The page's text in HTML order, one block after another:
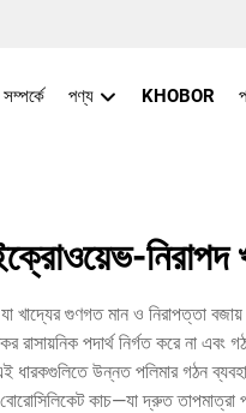
পণ্য KHOBOR
নিরাপদ
যা খাদ্যের গুণগত মান ও
পদার্থ নির্গত করে না
উন্নত পলিমার গঠন
কাচ—যা দ্রুত